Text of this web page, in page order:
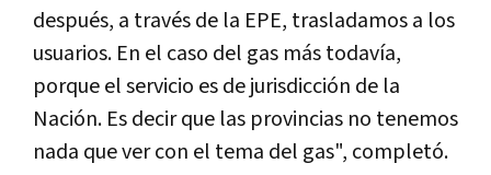
después, a través de la EPE, trasladamos a los
usuarios. En el caso del gas más todaví­a,
porque el servicio es de jurisdicción de la
Nación. Es decir que las provincias no tenemos
nada que ver con el tema del gas", completó.